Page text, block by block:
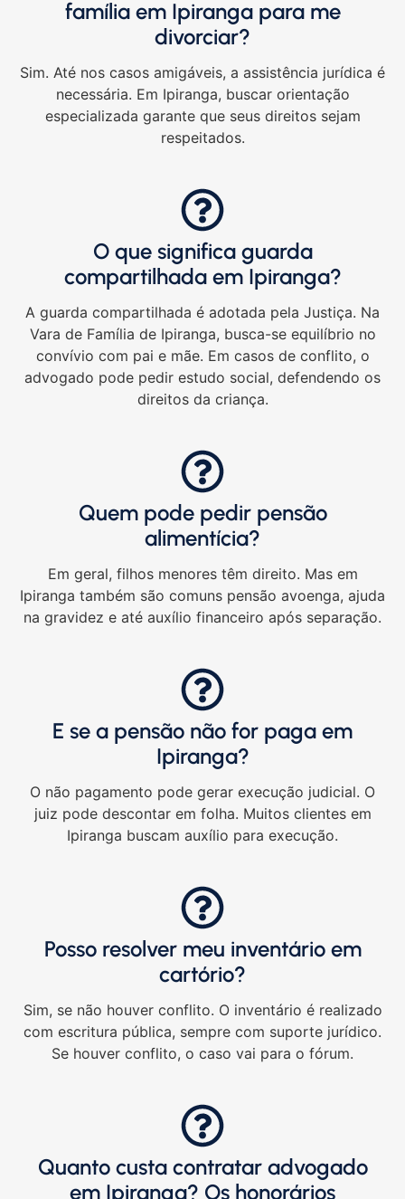
família em Ipiranga para me
divorciar?
Sim. Até nos casos amigáveis, a assistência jurídica é
necessária. Em Ipiranga, buscar orientação
especializada garante que seus direitos sejam
respeitados.
O que significa guarda
compartilhada em Ipiranga?
A guarda compartilhada é adotada pela Justiça. Na
Vara de Família de Ipiranga, busca-se equilíbrio no
convívio com pai e mãe. Em casos de conflito, o
advogado pode pedir estudo social, defendendo os
direitos da criança.
Quem pode pedir pensão
alimentícia?
Em geral, filhos menores têm direito. Mas em
Ipiranga também são comuns pensão avoenga, ajuda
na gravidez e até auxílio financeiro após separação.
E se a pensão não for paga em
Ipiranga?
O não pagamento pode gerar execução judicial. O
juiz pode descontar em folha. Muitos clientes em
Ipiranga buscam auxílio para execução.
Posso resolver meu inventário em
cartório?
Sim, se não houver conflito. O inventário é realizado
com escritura pública, sempre com suporte jurídico.
Se houver conflito, o caso vai para o fórum.
Quanto custa contratar advogado
em Ipiranga? Os honorários